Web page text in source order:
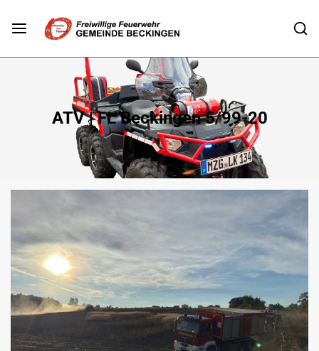
ATV | FL Beckingen 5/99-20